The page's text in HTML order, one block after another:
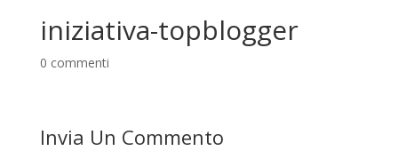
iniziativa-topblogger
0 commenti
Invia Un Commento